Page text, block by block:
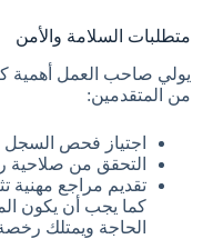
متطلبات السلامة والأمن
يولي صاحب العمل أهمية
من المتقدمين:
اجتياز فحص السجل
التحقق من صلاحية
تقديم مراجع مهنية
كما يجب أن يكون
الحاجة ويمتلك